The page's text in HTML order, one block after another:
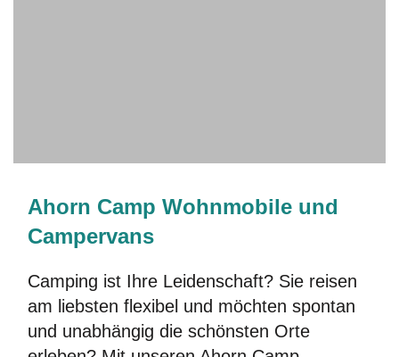
ECLIPSE - Impossible to
ignore
Selbstbewusstes Exterieur, modernes Interieur
Für alle, die sich bewusst für mehr Stil,
Komfort und Exklusivität entscheiden
ECLIPSE entdecken
Ahorn Camp Wohnmobile und
Campervans
Camping ist Ihre Leidenschaft? Sie reisen
am liebsten flexibel und möchten spontan
und unabhängig die schönsten Orte